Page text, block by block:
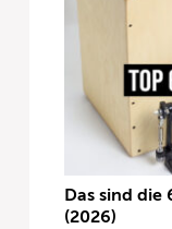
Das sind die
(2026)